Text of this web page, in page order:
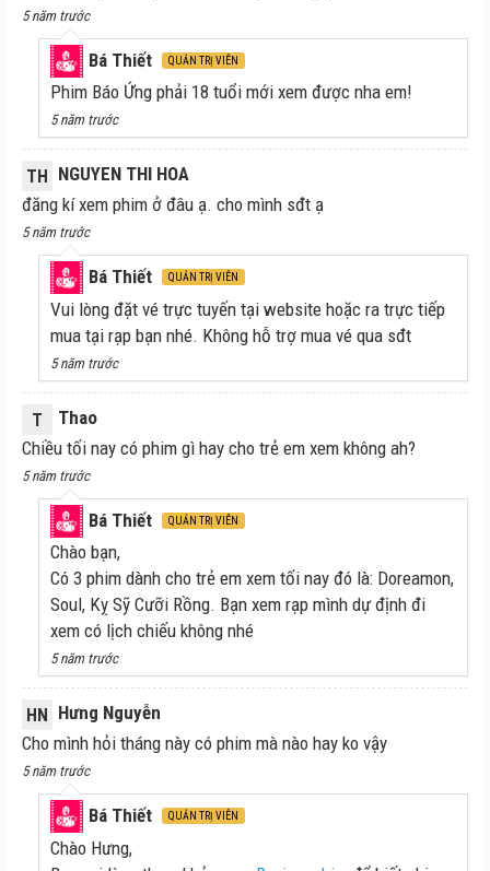
5 năm trước
Bá Thiết QUẢN TRỊ VIÊN
Phim Báo Ứng phải 18 tuổi mới xem được nha em!
5 năm trước
TH NGUYEN THI HOA
đăng kí xem phim ở đâu ạ. cho mình sđt ạ
5 năm trước
Bá Thiết QUẢN TRỊ VIÊN
Vui lòng đặt vé trực tuyến tại website hoặc ra trực tiếp
mua tại rạp bạn nhé. Không hỗ trợ mua vé qua sđt
5 năm trước
T
Thao
Chiều tối nay có phim gì hay cho trẻ em xem không ah?
5 năm trước
Bá Thiết QUẢN TRỊ VIÊN
Chào bạn,
Có 3 phim dành cho trẻ em xem tối nay đó là: Doreamon,
Soul, Kỵ Sỹ Cưỡi Rồng. Bạn xem rạp mình dự định đi
xem có lịch chiếu không nhé
5 năm trước
HN Hưng Nguyễn
Cho mình hỏi tháng này có phim mà nào hay ko vậy
5 năm trước
Bá Thiết QUẢN TRỊ VIÊN
Chào Hưng,